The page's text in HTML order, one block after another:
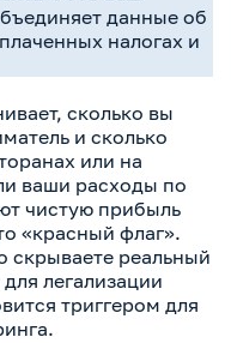
данные об
налогах и
сколько вы
и сколько
или на
ваши расходы по
чистую прибыль
«красный флаг».
скрываете реальный
легализации
триггером для